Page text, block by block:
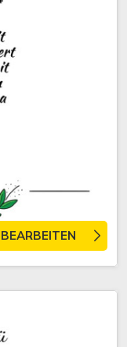
BEARBEITEN